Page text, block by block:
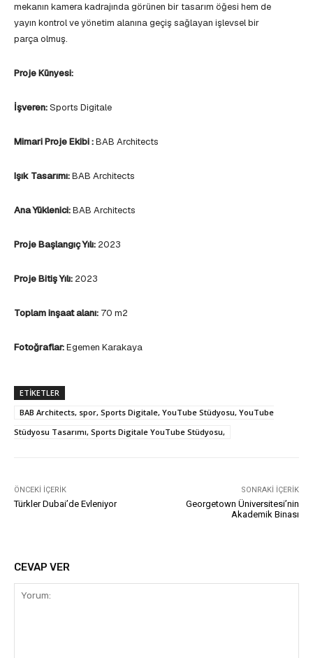
mekanın kamera kadrajında görünen bir tasarım öğesi hem de
yayın kontrol ve yönetim alanına geçiş sağlayan işlevsel bir
parça olmuş.
Proje Künyesi:
İşveren:Sports Digitale
Mimari Proje Ekibi :BAB Architects
Işık Tasarımı:BAB Architects
Ana Yüklenici:BAB Architects
Proje Başlangıç Yılı: 2023
Proje Bitiş Yılı: 2023
Toplam inşaat alanı: 70 m2
Fotoğraflar:Egemen Karakaya
ETIKETLER
BAB Architects, spor, Sports Digitale, YouTube Stüdyosu, YouTube
Stüdyosu Tasarımı, Sports Digitale YouTube Stüdyosu,
ÖNCEKI İÇERIK
Türkler Dubai’de Evleniyor
SONRAKI İÇERIK
Georgetown Üniversitesi’nin
Akademik Binası
CEVAP VER